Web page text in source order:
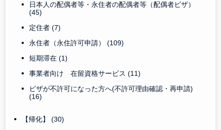
日本人の配偶者等・永住者の配偶者等（配偶者ビザ）
(45)
定住者(7)
永住者（永住許可申請）(109)
短期滞在(1)
事業者向け 在留資格サービス(11)
ビザが不許可になった方へ(不許可理由確認・再申請)
(16)
【帰化】(30)